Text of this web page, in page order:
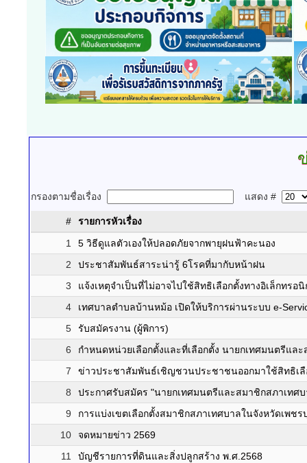
กรองตามชื่อเรื่อง แสดง #
#
รายการหัวเรื่อง
1
5 วิธีดูแลตัวเองให้ปลอดภัยจากพายุฝนฟ้าคะนอง
2
ประชาสัมพันธ์สาระน่ารู้ 6โรคที่มากับหน้าฝน
3
แจ้งเหตุจำเป็นที่ไม่อาจไปใช้สิทธิเลือกตั้งทางอิเล็กทรอ
4
เทศบาลตำบลบ้านหม้อ เปิดให้บริการผ่านระบบ e-
5
รับสมัครงาน (ผู้พิการ)
6
กำหนดหน่วยเลือกตั้งและที่เลือกตั้ง นายกเทศมนตรีแล
7
ข่าวประชาสัมพันธ์เชิญชวนประชาชนออกมาใช้สิทธิเลื
8
ประกาศรับสมัคร "นายกเทศมนตรีและสมาชิกสภาเทศ
9
การแบ่งเขตเลือกตั้งสมาชิกสภาเทศบาลในจังหวัดเพชร
10
จดหมายข่าว 2569
11
บัญชีรายการที่ดินและสิ่งปลูกสร้าง พ.ศ.2568